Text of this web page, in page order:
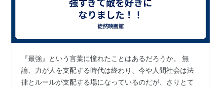
『最強』という言葉に憧れたことはあるだろうか。 無
論、力が人を支配する時代は終わり、今や人間社会は法
律とルールが支配する場になっているのだが、さりとて